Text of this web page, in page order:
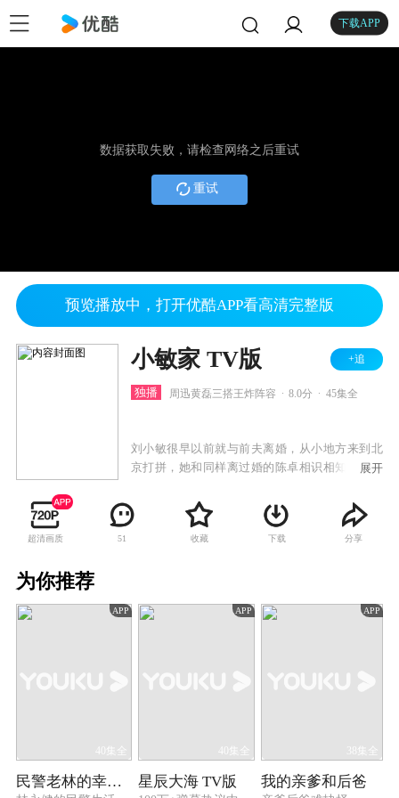
下载APP
数据获取失败，请检查网络之后重试
重试
预览播放中，打开优酷APP看高清完整版
小敏家 TV版 +追
独播 周迅黄磊三搭王炸阵容 8.0分 45集全
刘小敏很早以前就与前夫离婚，从小地方来到北
京打拼，她和同样离过婚的陈卓相识相知。恋爱
北京，刘小敏与陈卓不得已把恋爱谈得更加小心
翼翼。然而前夫来北京不断纠缠，她与陈卓的恋
情被越来越多的人发现，两个人各自的孩子也变
获得了真正的幸福。
展开
超清画质 51 收藏 下载 分享
为你推荐
APP
40集全
民警老林的幸福生活
APP
40集全
星辰大海 TV版
APP
38集全
我的亲爹和后爸